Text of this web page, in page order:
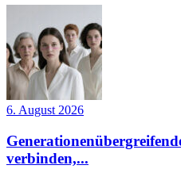
6. August 2026
verbinden,...